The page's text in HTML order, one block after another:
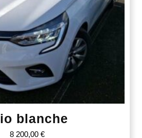
blanche
8 200,00 €